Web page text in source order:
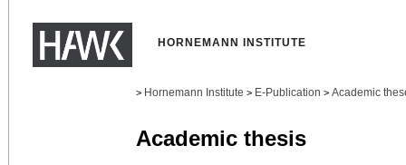
HORNEMANN INSTITUTE
> Hornemann Institute > E-Publication > Academic
Academic thesis